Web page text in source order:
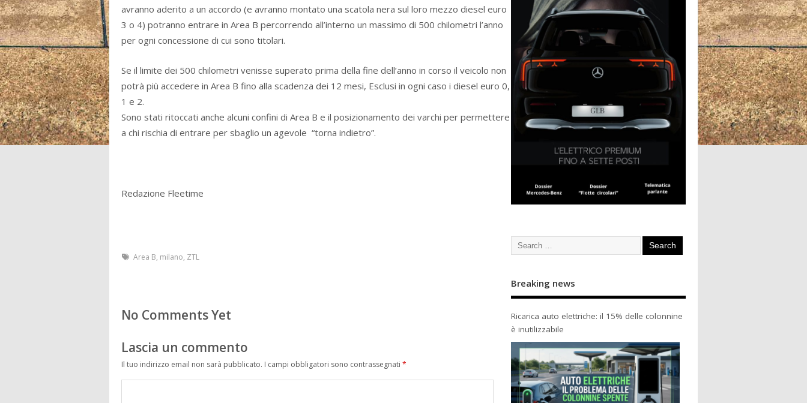
avranno aderito a un accordo (e avranno montato una scatola nera sul loro mezzo diesel euro
3 o 4) potranno entrare in Area B percorrendo all’interno un massimo di 500 chilometri l’anno
per ogni concessione di cui sono titolari.
Se il limite dei 500 chilometri venisse superato prima della fine dell’anno in corso il veicolo non
potrà più accedere in Area B fino alla scadenza dei 12 mesi, Esclusi in ogni caso i diesel euro 0,
1 e 2.
Sono stati ritoccati anche alcuni confini di Area B e il posizionamento dei varchi per permettere
a chi rischia di entrare per sbaglio un agevole “torna indietro”.
Redazione Fleetime
Area B, milano, ZTL
No Comments Yet
Lascia un commento
Il tuo indirizzo email non sarà pubblicato. I campi obbligatori sono contrassegnati *
Breaking news
Ricarica auto elettriche: il 15% delle colonnine
è inutilizzabile